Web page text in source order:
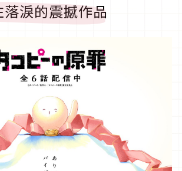
淚的震撼作品